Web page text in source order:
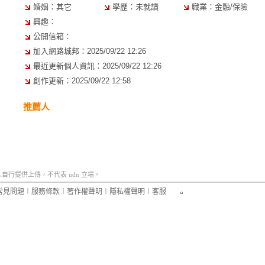
婚姻：其它 學歷：未就讀
職業：金融/保險
興趣：
公開信箱：
加入網路城邦：2025/09/22 12:26
最近更新個人資訊：2025/09/22 12:26
創作更新：2025/09/22 12:58
推薦人
行提供上傳，不代表 udn 立場。
見問題 服務條款 著作權聲明 隱私權聲明 客服